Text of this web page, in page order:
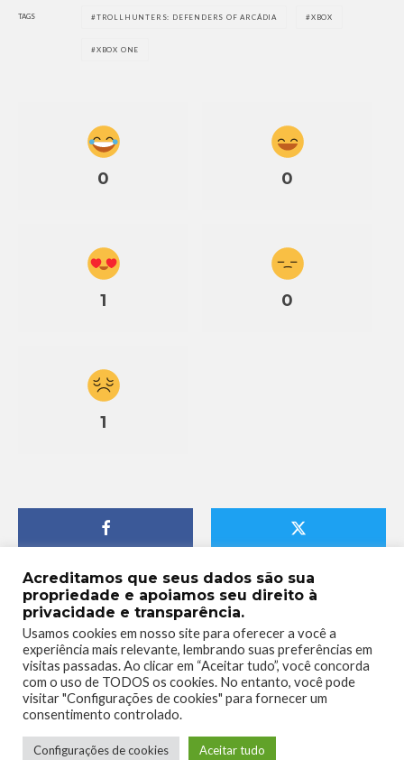
TAGS TROLLHUNTERS: DEFENDERS OF ARCÁDIA XBOX
XBOX ONE
0 0
1 0
1
Acreditamos que seus dados são sua
propriedade e apoiamos seu direito à
privacidade e transparência.
Usamos cookies em nosso site para oferecer a você a
experiência mais relevante, lembrando suas preferências em
visitas passadas. Ao clicar em “Aceitar tudo”, você concorda
com o uso de TODOS os cookies. No entanto, você pode
visitar "Configurações de cookies" para fornecer um
consentimento controlado.
Configurações de cookies Aceitar tudo